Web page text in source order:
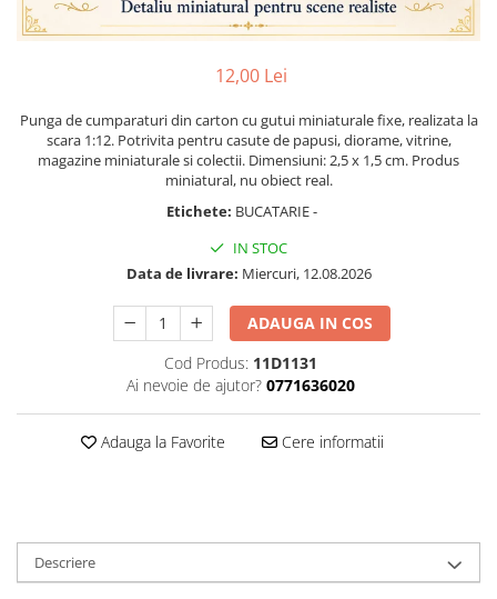
Materiale constructie miniaturale
Decor exterior
Decor interior miniatural
Plante si Flori miniaturale
Mancare miniaturala
Animale miniaturale
Casute de papusi
SETURI SI PACHETE CADOU
MACHETE
Clasice
Machete Politie / Carabinieri 1:43
12,00 Lei
Punga de cumparaturi din carton cu gutui miniaturale fixe, realizata la
scara 1:12. Potrivita pentru casute de papusi, diorame, vitrine,
magazine miniaturale si colectii. Dimensiuni: 2,5 x 1,5 cm. Produs
miniatural, nu obiect real.
Etichete: BUCATARIE -
IN STOC
Data de livrare: Miercuri, 12.08.2026
ADAUGA IN COS
Cod Produs: 11D1131
Ai nevoie de ajutor? 0771636020
Adauga la Favorite Cere informatii
Descriere